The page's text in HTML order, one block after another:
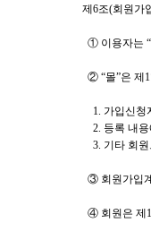
제6조(회원가
① 이용자는
② “몰”은 제
1. 가입신청
2. 등록 내용
3. 기타 회원
③ 회원가입
④ 회원은 제